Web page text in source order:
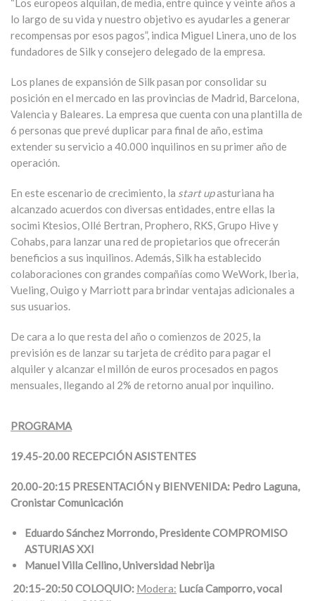
lo largo de su vida y nuestro objetivo es ayudarles a generar
recompensas por esos pagos”, indica Miguel Linera, uno de los
fundadores de Silk y consejero delegado de la empresa.
Los planes de expansión de Silk pasan por consolidar su
posición en el mercado en las provincias de Madrid, Barcelona,
Valencia y Baleares. La empresa que cuenta con una plantilla de
6 personas que prevé duplicar para final de año, estima
extender su servicio a 40.000 inquilinos en su primer año de
operación.
En este escenario de crecimiento, la start upasturiana ha
alcanzado acuerdos con diversas entidades, entre ellas la
socimi Ktesios, Ollé Bertran, Prophero, RKS, Grupo Hive y
Cohabs, para lanzar una red de propietarios que ofrecerán
beneficios a sus inquilinos. Además, Silk ha establecido
colaboraciones con grandes compañías como WeWork, Iberia,
Vueling, Ouigo y Marriott para brindar ventajas adicionales a
sus usuarios.
De cara a lo que resta del año o comienzos de 2025, la
previsión es de lanzar su tarjeta de crédito para pagar el
alquiler y alcanzar el millón de euros procesados en pagos
mensuales, llegando al 2% de retorno anual por inquilino.
PROGRAMA
19.45-20.00 RECEPCIÓN ASISTENTES
20.00-20:15 PRESENTACIÓN y BIENVENIDA: Pedro Laguna,
Cronistar Comunicación
Eduardo Sánchez Morrondo, Presidente COMPROMISO
ASTURIAS XXI
Manuel Villa Cellino, Universidad Nebrija
20:15-20:50 COLOQUIO: Modera: Lucía Camporro, vocal